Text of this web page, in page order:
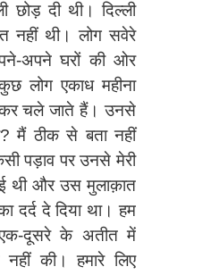
छोड़ दी थी। दिल्ली
नहीं थी। लोग सवेरे
अपने घरों की ओर
लोग एकाध महीना
चले जाते हैं। उनसे
मैं ठीक से बता नहीं
पड़ाव पर उनसे मेरी
थी और उस मुलाक़ात
दर्द दे दिया था। हम
दूसरे के अतीत में
की। हमारे लिए